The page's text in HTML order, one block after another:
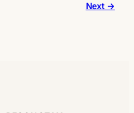
Next →